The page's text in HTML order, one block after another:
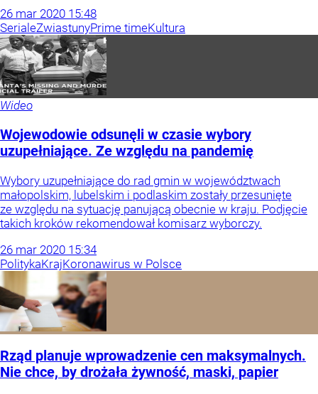
26 mar 2020 15:48
SerialeZwiastunyPrime timeKultura
Wideo
Wojewodowie odsunęli w czasie wybory
uzupełniające. Ze względu na pandemię
Wybory uzupełniające do rad gmin w województwach
małopolskim, lubelskim i podlaskim zostały przesunięte
ze względu na sytuację panującą obecnie w kraju. Podjęcie
takich kroków rekomendował komisarz wyborczy.
26 mar 2020 15:34
PolitykaKrajKoronawirus w Polsce
Rząd planuje wprowadzenie cen maksymalnych.
Nie chce, by drożała żywność, maski, papier